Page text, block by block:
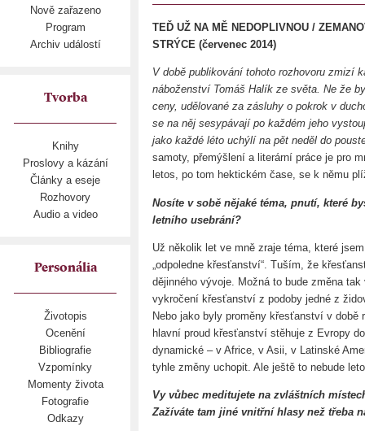
Nově zařazeno
Program
Archiv událostí
Tvorba
Knihy
Proslovy a kázání
Články a eseje
Rozhovory
Audio a video
Personália
Životopis
Ocenění
Bibliografie
Vzpomínky
Momenty života
Fotografie
Odkazy
TEĎ UŽ NA MĚ NEDOPLIVNOU /
STRÝCE (červenec 2014)
V době publikování tohoto rozhovoru zmizí
náboženství Tomáš Halík ze světa. Ne že
ceny, udělované za zásluhy o pokrok v
se na něj sesypávají po každém jeho
jako každé léto uchýlí na pět neděl do
samoty, přemýšlení a literární práce je pro
letos, po tom hektickém čase, se k němu
Nosíte v sobě nějaké téma, pnutí, které
letního usebrání?
Už několik let ve mně zraje téma, které
„odpoledne křesťanství“. Tuším, že
dějinného vývoje. Možná to bude změna
vykročení křesťanství z podoby jedné z
Nebo jako byly proměny křesťanství v
hlavní proud křesťanství stěhuje z Evropy
dynamické – v Africe, v Asii, v Latinské
tyhle změny uchopit. Ale ještě to nebude
Vy vůbec meditujete na zvláštních
Zažíváte tam jiné vnitřní hlasy než třeba